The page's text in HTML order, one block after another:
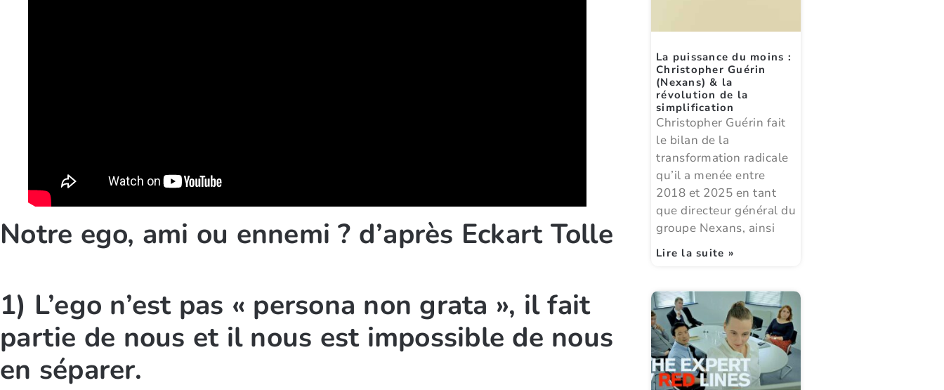
Notre ego, ami ou ennemi ? d’après Eckart Tolle
1) L’ego n’est pas « persona non grata », il fait
partie de nous et il nous est impossible de nous
en séparer.
La puissance du moins :
Christopher Guérin
(Nexans) & la
révolution de la
simplification
Christopher Guérin fait
le bilan de la
transformation radicale
qu’il a menée entre
2018 et 2025 en tant
que directeur général du
groupe Nexans, ainsi
Lire la suite »